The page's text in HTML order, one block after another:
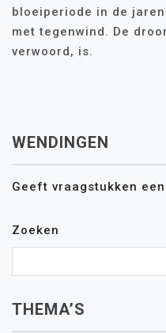
bloeiperiode in de
met tegenwind. De
verwoord, is.
WENDINGEN
Geeft vraagstukken
Zoeken
THEMA’S